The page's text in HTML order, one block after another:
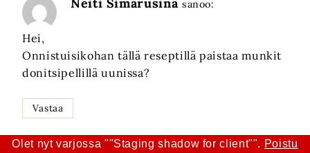
Neiti Simarusina sanoo:
Hei,
Onnistuisikohan tällä reseptillä paistaa munkit
donitsipellillä uunissa?
Vastaa
Olet nyt varjossa ""Staging shadow for client"". Poistu